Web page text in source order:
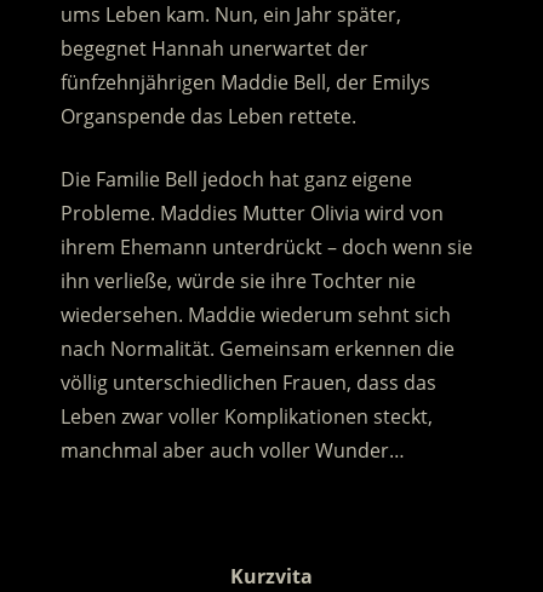
ums Leben kam. Nun, ein Jahr später,
begegnet Hannah unerwartet der
fünfzehnjährigen Maddie Bell, der Emilys
Organspende das Leben rettete.
Die Familie Bell jedoch hat ganz eigene
Probleme. Maddies Mutter Olivia wird von
ihrem Ehemann unterdrückt – doch wenn sie
ihn verließe, würde sie ihre Tochter nie
wiedersehen. Maddie wiederum sehnt sich
nach Normalität. Gemeinsam erkennen die
völlig unterschiedlichen Frauen, dass das
Leben zwar voller Komplikationen steckt,
manchmal aber auch voller Wunder…
Kurzvita